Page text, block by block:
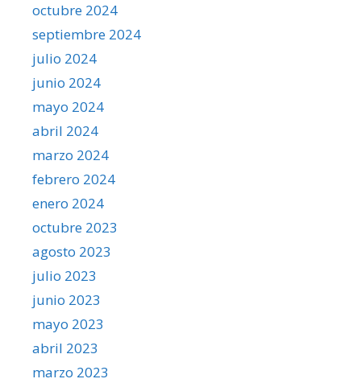
octubre 2024
septiembre 2024
julio 2024
junio 2024
mayo 2024
abril 2024
marzo 2024
febrero 2024
enero 2024
octubre 2023
agosto 2023
julio 2023
junio 2023
mayo 2023
abril 2023
marzo 2023